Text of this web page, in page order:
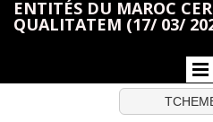
ENTITÉS DU MAROC
QUALITATEM (17/ 03/